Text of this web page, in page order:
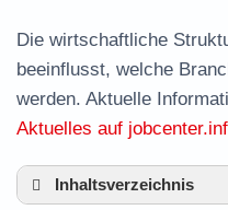
Die wirtschaftliche
beeinflusst, welche
werden. Aktuelle
Aktuelles auf
Inhaltsverzeichnis